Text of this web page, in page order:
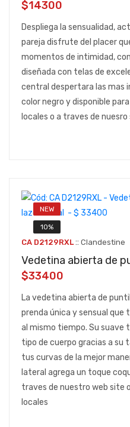
$14300
Despliega la sensualidad,
pareja disfrute del placer
momentos de intimidad,
diseñada con telas de
central despertara las mas
color negro y disponible
locales o a traves de
NEW
10%
CA D2129RXL:: Clandestine
Vedetina abierta de
$33400
La vedetina abierta de
prenda única y sensual
al mismo tiempo. Su suave
tipo de cuerpo gracias a su
tus curvas de la mejor
lateral agrega un toque
traves de nuestro web site
locales